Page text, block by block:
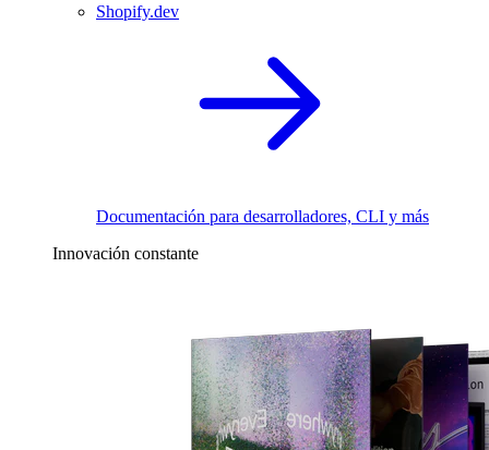
Shopify.dev
Documentación para desarrolladores, CLI y más
Innovación constante